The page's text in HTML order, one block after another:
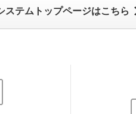
ステムトップページはこちら